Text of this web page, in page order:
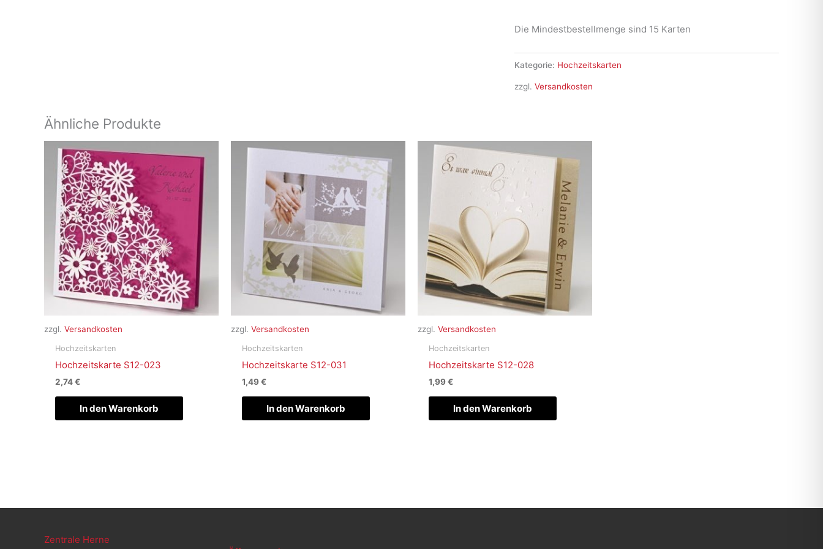
Die Mindestbestellmenge sind 15 Karten
Kategorie: Hochzeitskarten
zzgl. Versandkosten
Ähnliche Produkte
zzgl. Versandkosten
Hochzeitskarten
Hochzeitskarte S12-023
2,74€
In den Warenkorb
zzgl. Versandkosten
Hochzeitskarten
Hochzeitskarte S12-031
1,49€
In den Warenkorb
zzgl. Versandkosten
Hochzeitskarten
Hochzeitskarte S12-028
1,99€
In den Warenkorb
Zentrale Herne